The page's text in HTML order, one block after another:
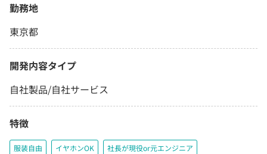
勤務地
東京都
開発内容タイプ
自社製品/自社サービス
特徴
服装自由 イヤホンOK 社長が現役or元エンジニア